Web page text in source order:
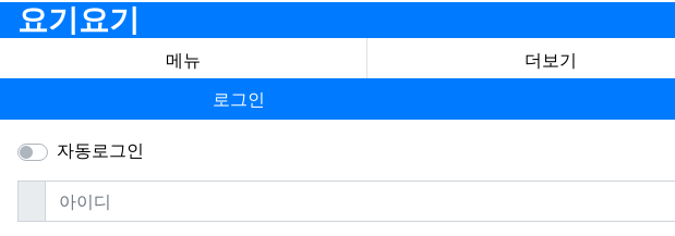
요기요기
메뉴
더보기
로그인
자동로그인
아이디필수